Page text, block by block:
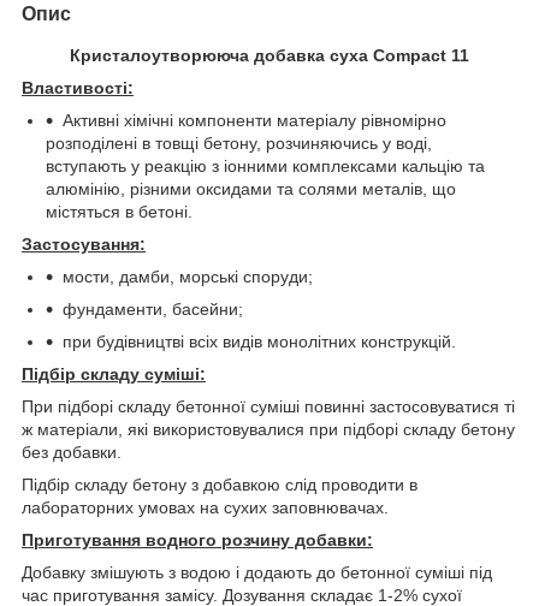
Опис
Кристалоутворююча добавка суха Compact 11
Властивості:
Активні хімічні компоненти матеріалу рівномірно
розподілені в товщі бетону, розчиняючись у воді,
вступають у реакцію з іонними комплексами кальцію та
алюмінію, різними оксидами та солями металів, що
містяться в бетоні.
Застосування:
мости, дамби, морські споруди;
фундаменти, басейни;
при будівництві всіх видів монолітних конструкцій.
Підбір складу суміші:
При підборі складу бетонної суміші повинні застосовуватися ті
ж матеріали, які використовувалися при підборі складу бетону
без добавки.
Підбір складу бетону з добавкою слід проводити в
лабораторних умовах на сухих заповнювачах.
Приготування водного розчину добавки:
Добавку змішують з водою і додають до бетонної суміші під
час приготування замісу. Дозування складає 1-2% сухої